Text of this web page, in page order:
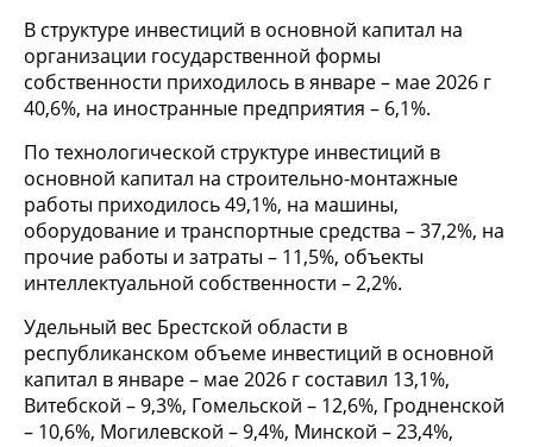
В структуре инвестиций в основной капитал на
организации государственной формы
собственности приходилось в январе – мае 2026 г
40,6%, на иностранные предприятия – 6,1%.
По технологической структуре инвестиций в
основной капитал на строительно-монтажные
работы приходилось 49,1%, на машины,
оборудование и транспортные средства – 37,2%, на
прочие работы и затраты – 11,5%, объекты
интеллектуальной собственности – 2,2%.
Удельный вес Брестской области в
республиканском объеме инвестиций в основной
капитал в январе – мае 2026 г составил 13,1%,
Витебской – 9,3%, Гомельской – 12,6%, Гродненской
– 10,6%, Могилевской – 9,4%, Минской – 23,4%,